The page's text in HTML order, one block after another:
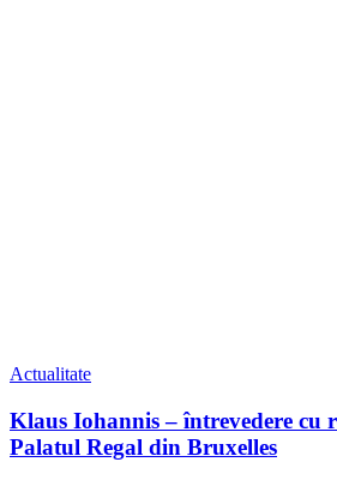
Actualitate
Klaus Iohannis – întrevedere cu
Palatul Regal din Bruxelles